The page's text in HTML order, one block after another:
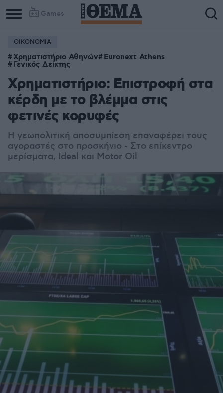
Games
ΟΙΚΟΝΟΜΙΑ
Χρηματιστήριο Αθηνών Euronext Athens
Γενικός Δείκτης
Χρηματιστήριο: Επιστροφή στα
κέρδη με το βλέμμα στις
φετινές κορυφές
Η γεωπολιτική αποσυμπίεση επαναφέρει τους
αγοραστές στο προσκήνιο - Στο επίκεντρο
μερίσματα, Ideal και Motor Oil